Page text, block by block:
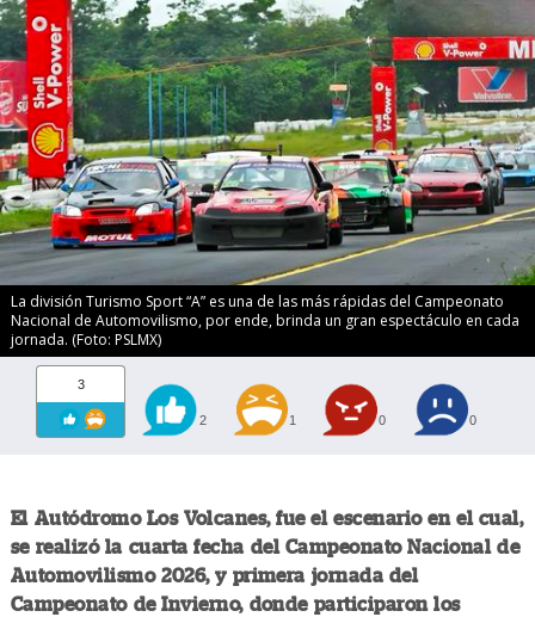
La división Turismo Sport “A” es una de las más rápidas del Campeonato
Nacional de Automovilismo, por ende, brinda un gran espectáculo en cada
jornada. (Foto: PSLMX)
3
2 1 0 0
El Autódromo Los Volcanes, fue el escenario en el cual,
se realizó la cuarta fecha del Campeonato Nacional de
Automovilismo 2026, y primera jornada del
Campeonato de Invierno, donde participaron los